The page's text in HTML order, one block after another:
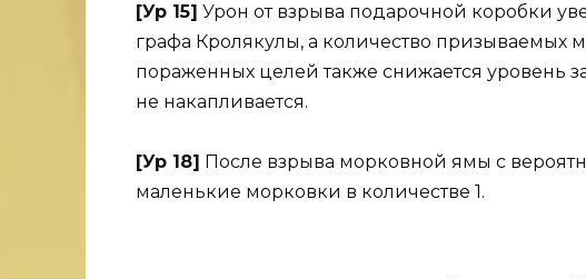
[Ур 15] Урон от взрыва подарочной коробки
графа Кролякулы, а количество призываемых
пораженных целей также снижается уровень
не накапливается.
[Ур 18] После взрыва морковной ямы с
маленькие морковки в количестве 1.